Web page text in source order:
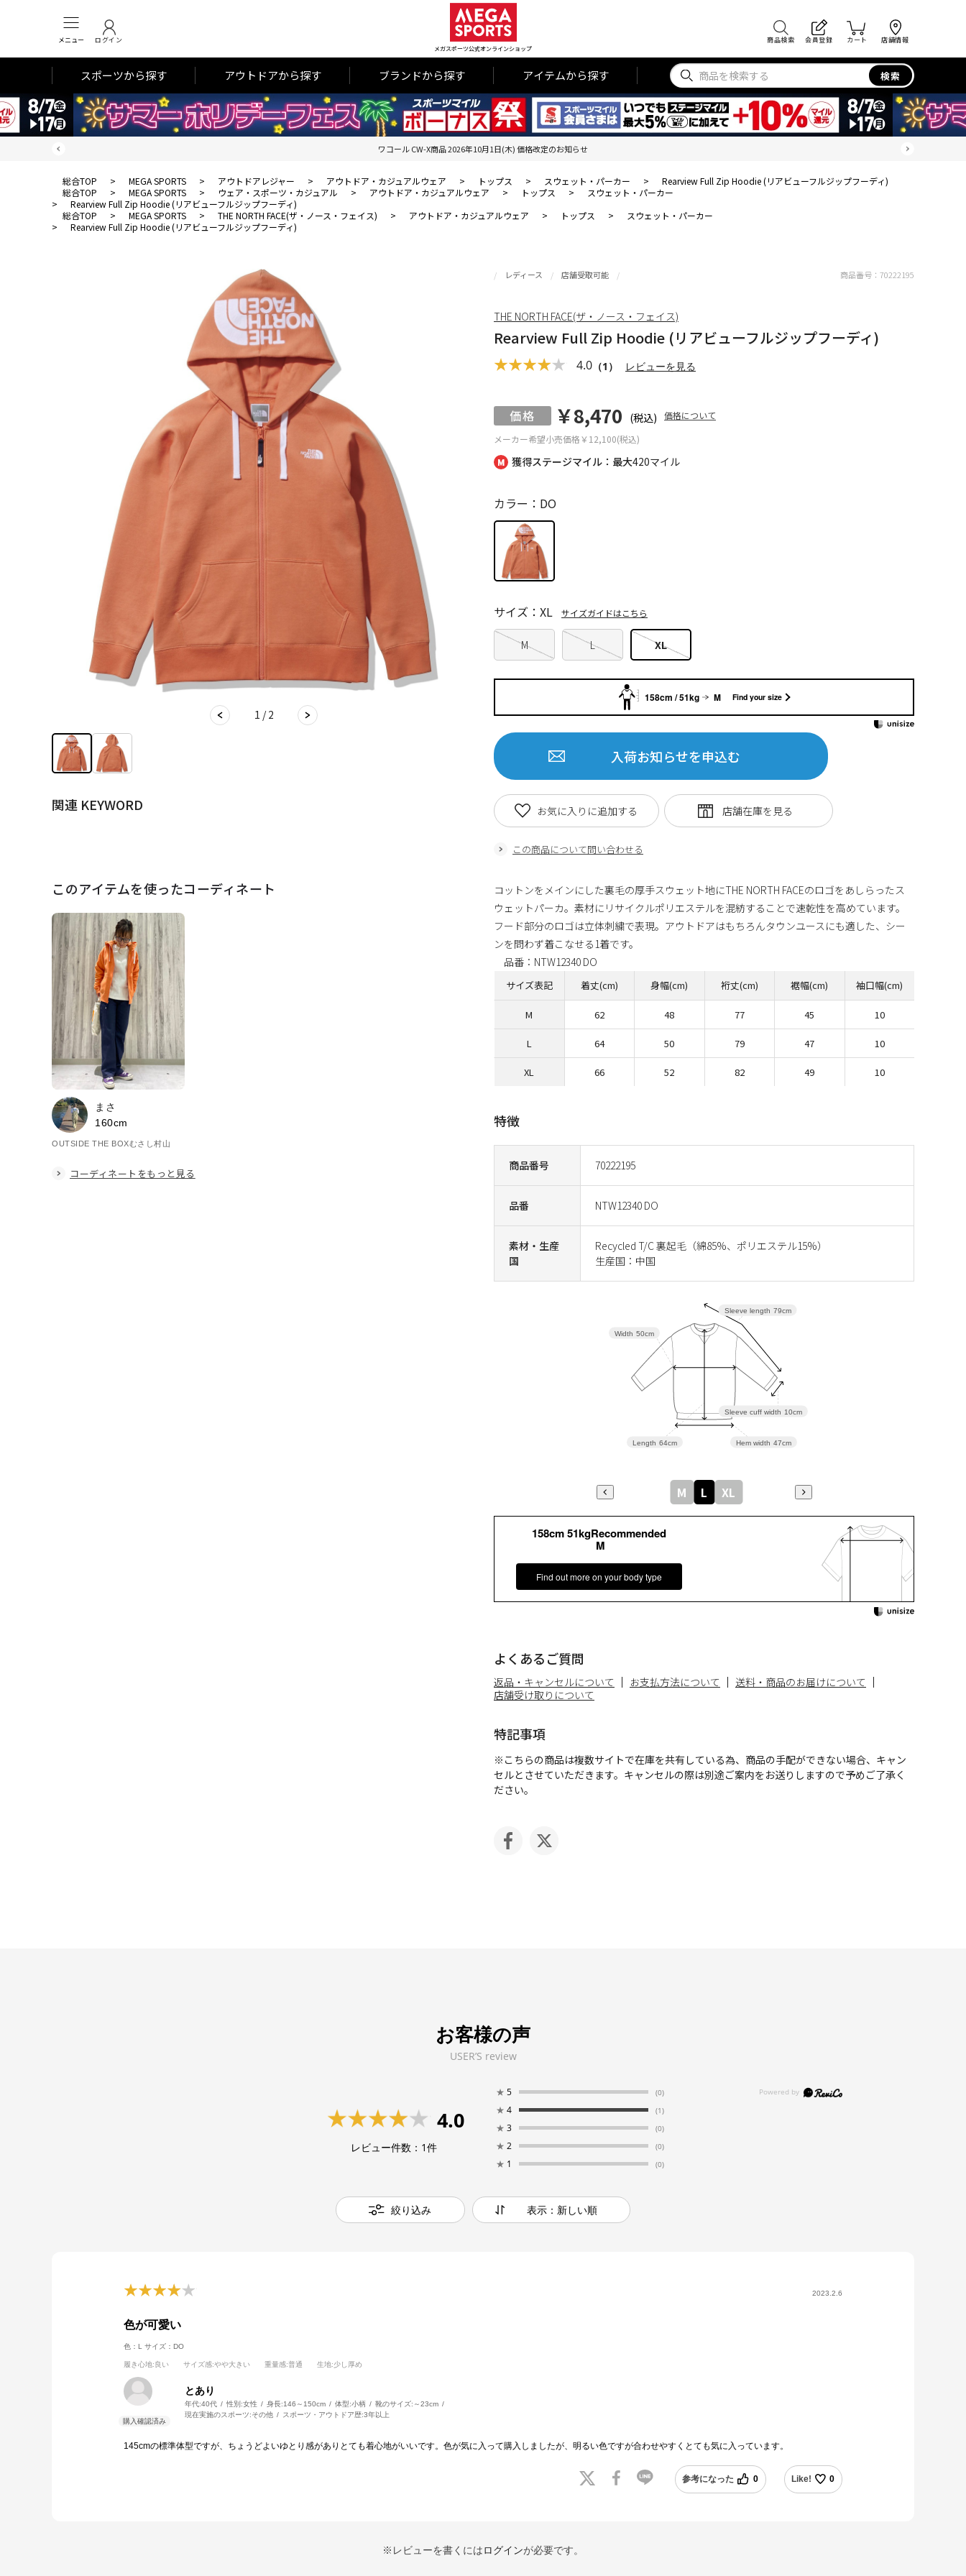
メニュー ログイン
メガスポーツ公式オンラインショップ
商品検索 会員登録 カート 店舗情報
スポーツから探す アウトドアから探す ブランドから探す アイテムから探す 検索
ワコール CW-X商品 2026年10月1日(木) 価格改定のお知らせ
総合TOP > MEGA SPORTS > アウトドアレジャー > アウトドア・カジュアルウェア > トップス > スウェット・パーカー >
Rearview Full Zip Hoodie (リアビューフルジップフーディ)
総合TOP
> MEGA SPORTS > ウェア・スポーツ・カジュアル > アウトドア・カジュアルウェア > トップス >
スウェット・パーカー
>
Rearview Full Zip Hoodie (リアビューフルジップフーディ)
総合TOP
> MEGA SPORTS > THE NORTH FACE(ザ・ノース・フェイス) > アウトドア・カジュアルウェア > トップス >
スウェット・パーカー
>
Rearview Full Zip Hoodie (リアビューフルジップフーディ)
1 / 2
関連 KEYWORD
このアイテムを使ったコーディネート
まさ
160cm
OUTSIDE THE BOXむさし村山
コーディネートをもっと見る
獲得ステージマイル：最大420マイル
レディース 店舗受取可能
Rearview Full Zip Hoodie (リアビューフルジップフーディ)
4.0 （1） レビューを見る
メーカー希望小売価格￥12,100(税込)
￥8,470 (税込) 価格について
商品番号 70222195
品番 NTW12340 DO
素材・生産
国
Recycled T/C 裏起毛（綿85%、ポリエステル15%）
生産国：中国
カラー：DO
M L XL
サイズ：XL サイズガイドはこちら
入荷お知らせを申込む
この商品について問い合わせる
お気に入りに追加する
商品番号： 70222195
THE NORTH FACE(ザ・ノース・フェイス)
コットンをメインにした裏毛の厚手スウェット地にTHE NORTH FACEのロゴをあしらったス
ウェットパーカ。素材にリサイクルポリエステルを混紡することで速乾性を高めています。
フード部分のロゴは立体刺繍で表現。アウトドアはもちろんタウンユースにも適した、シー
ンを問わず着こなせる1着です。
品番：NTW12340 DO
特徴
よくあるご質問
返品・キャンセルについて お支払方法について
送料・商品のお届けについて
店舗受け取りについて
特記事項
※こちらの商品は複数サイトで在庫を共有している為、商品の手配ができない場合、キャン
セルとさせていただきます。キャンセルの際は別途ご案内をお送りしますので予めご了承く
ださい。
サイズ表記 着丈(cm) 身幅(cm) 裄丈(cm) 裾幅(cm) 袖口幅(cm)
M 62 48 77 45 10
L 64 50 79 47 10
XL 66 52 82 49 10
158cm / 51kg M Find your size
158cm 51kgRecommended
M
Find out more on your body type
Hem width 47cm
Sleeve cuff width 10cm
Sleeve length 79cm
Length 64cm
Width 50cm
M L XL
お客様の声
USER’S review
4.0
レビュー件数： 1件
★ 5 (0)
★ 4 (1)
★ 3 (0)
★ 2 (0)
★ 1 (0)
絞り込み 表示：新しい順
2023.2.6
色が可愛い
色：L サイズ：DO
履き心地:良い サイズ感:やや大きい 重量感:普通 生地:少し厚め
とあり
年代:40代 性別:女性 身長:146～150cm 体型:小柄 靴のサイズ: ～23cm
現在実施のスポーツ:その他 スポーツ・アウトドア歴:3年以上
145cmの標準体型ですが、ちょうどよいゆとり感がありとても着心地がいいです。色が気に入って購入しましたが、明るい色ですが合わせやすくとても気に入っています。
参考になった 0 Like! 0
※レビューを書くにはログインが必要です。